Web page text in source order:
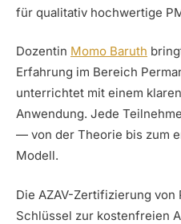
für qualitativ hochwertige
Dozentin Momo Baruth
Erfahrung im Bereich
unterrichtet mit einem
Anwendung. Jede
— von der Theorie bis zum
Modell.
Die AZAV-Zertifizierung von
Schlüssel zur kostenfreien